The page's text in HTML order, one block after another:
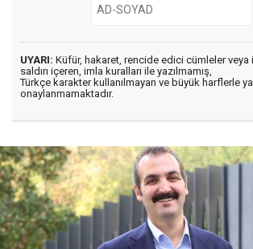
UYARI: Küfür, hakaret, rencide edici cümleler veya
saldırı içeren, imla kuralları ile yazılmamış,
Türkçe karakter kullanılmayan ve büyük harflerle
onaylanmamaktadır.